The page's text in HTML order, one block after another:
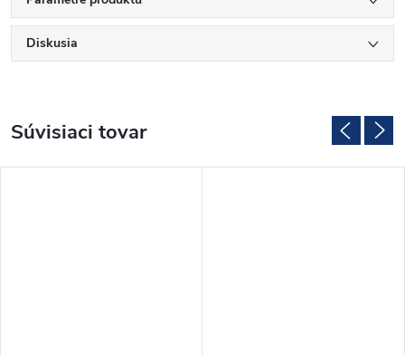
Diskusia
Súvisiaci tovar